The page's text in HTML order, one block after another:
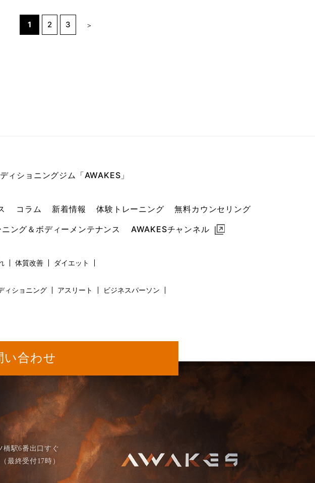
1 2 3
ィショニングジム「AWAKES」
コラム 新着情報 体験トレーニング
無料カウンセリング
ング＆ボディーメンテナンス AWAKESチャンネル
体質改善 ダイエット
ィショニング アスリート
ビジネスパーソン
い合わせ
駅6番出口すぐ
最終受付17時）